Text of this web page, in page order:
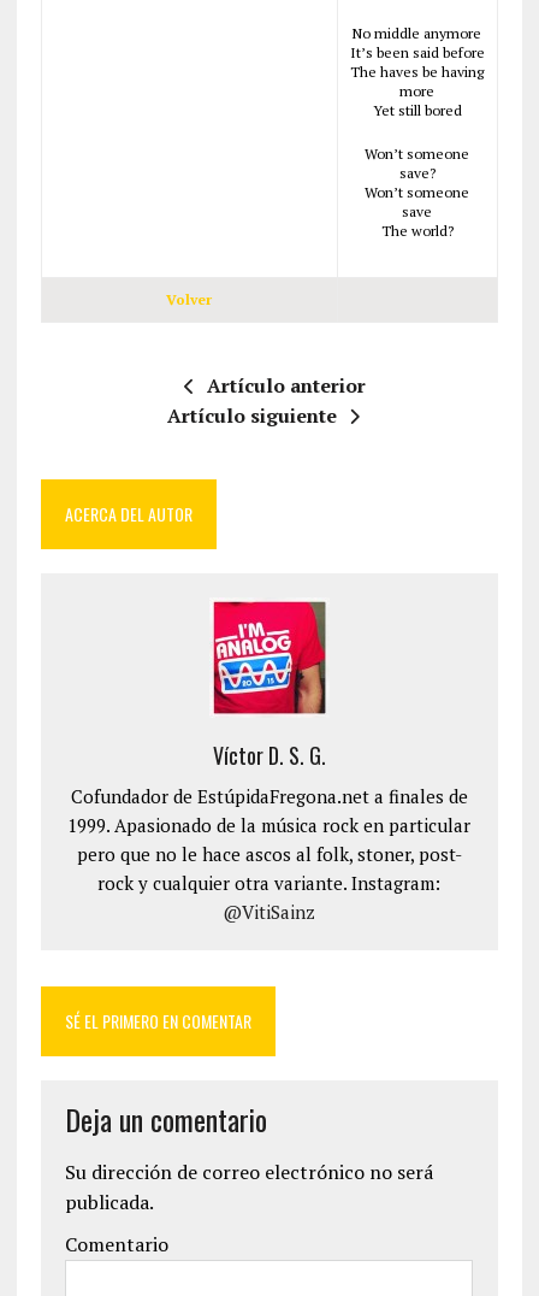
No middle anymore
It’s been said before
The haves be having
more
Yet still bored
Won’t someone
save?
Won’t someone
save
The world?
Volver
Artículo anterior
Artículo siguiente
ACERCA DEL AUTOR
Víctor D. S. G.
Cofundador de EstúpidaFregona.net a finales de
1999. Apasionado de la música rock en particular
pero que no le hace ascos al folk, stoner, post-
rock y cualquier otra variante. Instagram:
@VitiSainz
SÉ EL PRIMERO EN COMENTAR
Deja un comentario
Su dirección de correo electrónico no será
publicada.
Comentario